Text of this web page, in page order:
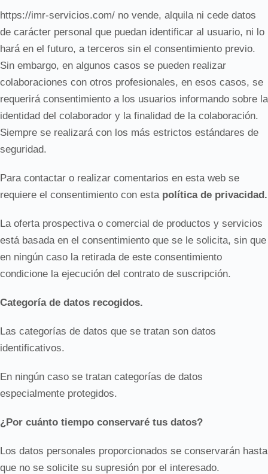
https://imr-servicios.com/ no vende, alquila ni cede datos
de carácter personal que puedan identificar al usuario, ni lo
hará en el futuro, a terceros sin el consentimiento previo.
Sin embargo, en algunos casos se pueden realizar
colaboraciones con otros profesionales, en esos casos, se
requerirá consentimiento a los usuarios informando sobre la
identidad del colaborador y la finalidad de la colaboración.
Siempre se realizará con los más estrictos estándares de
seguridad.
Para contactar o realizar comentarios en esta web se
requiere el consentimiento con esta política de privacidad.
La oferta prospectiva o comercial de productos y servicios
está basada en el consentimiento que se le solicita, sin que
en ningún caso la retirada de este consentimiento
condicione la ejecución del contrato de suscripción.
Categoría de datos recogidos.
Las categorías de datos que se tratan son datos
identificativos.
En ningún caso se tratan categorías de datos
especialmente protegidos.
¿Por cuánto tiempo conservaré tus datos?
Los datos personales proporcionados se conservarán hasta
que no se solicite su supresión por el interesado.